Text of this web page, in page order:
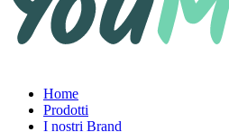
Home
Prodotti
I nostri Brand